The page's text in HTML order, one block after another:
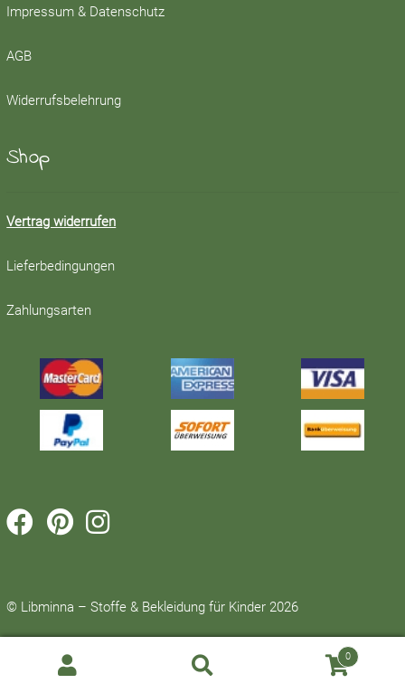
Impressum & Datenschutz
AGB
Widerrufsbelehrung
Shop
Vertrag widerrufen
Lieferbedingungen
Zahlungsarten
  
© Libminna – Stoffe & Bekleidung für Kinder 2026
0